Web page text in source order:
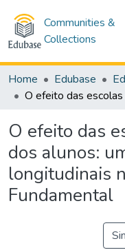
Communities &
Collections
Home Edubase
O efeito das
dos alunos:
longitudinais
Fundamental